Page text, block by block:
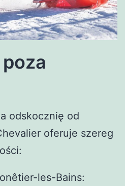
odskocznię od
oferuje szereg
les-Bains: